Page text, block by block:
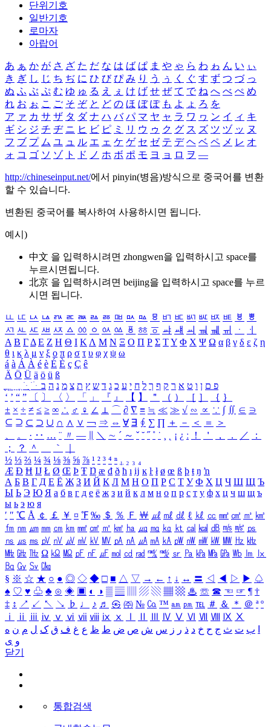
단위기호
일반기호
로마자
아랍어
あ ぁ か が さ ざ た だ な は ば ぱ ま や ゃ ら わ ゎ ん い ぃ
き ぎ し じ ち ぢ に ひ び ぴ み り う ぅ く ぐ す ず つ づ っ
ぬ ふ ぶ ぷ む ゆ ゅ る え ぇ け げ せ ぜ て で ね へ べ ぺ め
れ お ぉ こ ご そ ぞ と ど の ほ ぼ ぽ も よ ょ ろ を
ア ァ カ サ ザ タ ダ ナ ハ バ パ マ ヤ ャ ラ ワ ヮ ン イ ィ キ
ギ シ ジ チ ヂ ニ ヒ ビ ピ ミ リ ウ ゥ ク グ ス ズ ツ ヅ ッ ヌ
フ ブ プ ム ユ ュ ル エ ェ ケ ゲ セ ゼ テ デ ヘ ベ ペ メ レ オ
ォ コ ゴ ソ ゾ ト ド ノ ホ ボ ポ モ ヨ ョ ロ ヲ ―
http://chineseinput.net/에서 pinyin(병음)방식으로 중국어를 변환
할 수 있습니다.
변환된 중국어를 복사하여 사용하시면 됩니다.
예시)
中文 을 입력하시려면 zhongwen을 입력하시고 space를
누르시면됩니다.
北京 을 입력하시려면 beijing을 입력하시고 space를 누르
시면 됩니다.
ㅥ ㅦ ㅧ ㅨ ㅩ ㅪ ㅫ ㅬ ㅭ ㅮ ㅯ ㅰ ㅱ ㅲ ㅳ ㅴ ㅵ ㅶ ㅷ ㅸ
ㅹ
ㅺ ㅻ ㅼ ㅽ ㅾ ㅿ ㆀ ㆁ ㆂ ㆃ ㆄ ㆅ ㆆ ㆇ ㆈ ㆉ ㆊ ㆋ ㆌ ㆍ
ㆎ
Α Β ΓΔ Ε Ζ Η Θ Ι ΚΛ Μ Ν Ξ Ο Π Ρ Σ ΤΥ Φ Χ Ψ Ω α β γ δ ε ζ η
θ ι κ λ μ ν ξ ο π ρ σ τ υ φ χ ψ ω
á à Á À é è É È ç Ç ê
Ä Ö Ü ä ö ü ß
ִֶֹ ֻּ ׁׂ פ ם ן ו ט א ר ק ף ך ל ח י ע כ ג ד ש ץ ת צ מ נ ה ב
‘ ’ “ ” 〔 〕 〈 〉 「 」 『 』 【 】 ＂ （ ） ［ ］ ｛ ｝
± × ÷ ≠ ≤ ≥ ∞ ∴ ♂ ♀ ∠ ⊥ ⌒ ∂ ∇ ≡ ≒ ≪ ≫ √ ∽ ∝ ∵ ∫ ∬ ∈ ∋
⊆ ⊇ ⊂ ⊃ ∪ ∩ ∧ ∨ ￢ ⇒ ⇔ ∀ ∃ ∮ ∑ ∏ ＋ － ＜ ＝
＞
、
。 · ‥ … ¨ 〃 ― ＼ ∼ ´ ～ ˇ ˘ ˝ ˚ ˙ ¸ ¡ ¿ ː ！ ＇ ， ． ／
：
；
？ ＾ ｀
½ ⅓ ⅔ ¼ ¾ ⅛ ⅜ ⅝ ⅞ ¹ ² ³ ⁴ ⁿ ₁ ₂ ₃ ₄
Æ Ð Ħ Ĳ Ł Ø Œ Þ Ŧ Ŋ æ đ ð ħ ı ĳ ĸ ŀ ł ø œ ß þ ŧ ŋ ŉ
А Б В Г Д Е Ё Ж З И Й К Л М Н О П Р С Т У Ф Х Ц Ч Ш Щ Ъ
Ы Ь Э Ю Я а б в г д е ё ж з и й к л м н о п р с т у ф х ц ч ш щ ъ
ы ь э ю я
′ ″ ℃ Å ￠ ￡ ￥ ¤ ℉ ‰ ＄ ％ Ｆ ￦ ㎕ ㎖ ㎗ ℓ ㎘ ㏄ ㎣ ㎤ ㎥ ㎦
㎙ ㎚ ㎛ ㎜ ㎝ ㎞ ㎟ ㎠ ㎡ ㎢ ㏊ ㎍ ㎎ ㎏ ㏏ ㎈ ㎉ ㏈ ㎧ ㎨ ㎰
㎱ ㎲ ㎳ ㎴ ㎵ ㎶ ㎷ ㎸ ㎹ ㎀ ㎁ ㎂ ㎃ ㎄ ㎺ ㎻ ㎽ ㎾ ㎿ ㎐ ㎑
㎒ ㎓ ㎔ Ω ㏀ ㏁ ㎊ ㎋ ㎌ ㏖ ㏅ ㎭ ㎮ ㎯ ㏛ ㎩ ㎪ ㎫ ㎬ ㏝ ㏐
㏓
㏃ ㏉ ㏜ ㏆
§ ※ ☆ ★ ○ ● ◎ ◇ ◆ □ ■ △ ▽ → ← ↑ ↓ ↔ 〓 ◁ ◀ ▷ ▶ ♤
♠ ♡ ♥ ♧ ♣ ⊙ ◈ ▣ ◐ ◑ ▒ ▤ ▨ ▧ ▦ ▩ ♨ ☏ ☎ ☜ ☞ ¶ †
‡ ↕ ↗ ↙ ↖ ↘ ♭ ♩ ♪ ♬ ㉿ ㈜ № ㏇ ™ ㏂ ㏘ ℡ ＃ ＆ ＊ ＠ ª º
ⅰ
ⅱ ⅲ ⅳ ⅴ ⅵ ⅶ ⅷ ⅸ ⅹ Ⅳ Ⅴ Ⅵ Ⅶ Ⅷ Ⅸ Ⅹ
ب ت ث ج ح خ د ذ ر ز س ش ص ض ط ظ ع غ ف ق ک ل م ن ه
و ی
닫기
통합검색